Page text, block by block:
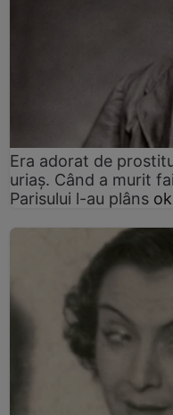
Era adorat de
uriaș. Când a murit
Parisului l-au plâns